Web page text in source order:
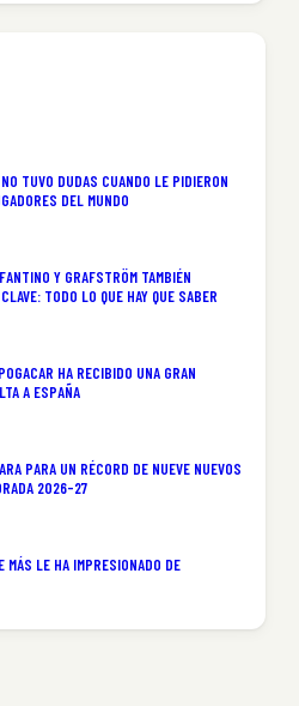
TUVO DUDAS CUANDO LE PIDIERON
DEL MUNDO
Y GRAFSTRÖM TAMBIÉN
TODO LO QUE HAY QUE SABER
HA RECIBIDO UNA GRAN
A ESPAÑA
PARA UN RÉCORD DE NUEVE NUEVOS
2026-27
MÁS LE HA IMPRESIONADO DE